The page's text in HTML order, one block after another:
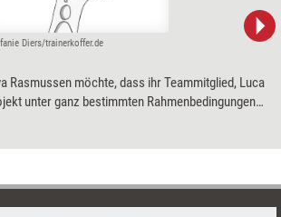
Diers/trainerkoffer.de
Rasmussen möchte, dass ihr Teammitglied, Luca
unter ganz bestimmten Rahmenbedingungen